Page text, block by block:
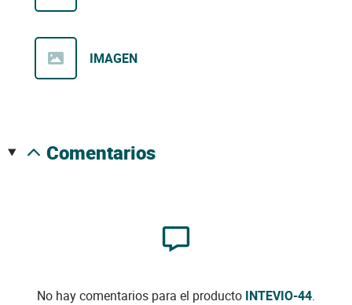
IMAGEN
comentarios
No hay comentarios para el producto INTEVIO-44.